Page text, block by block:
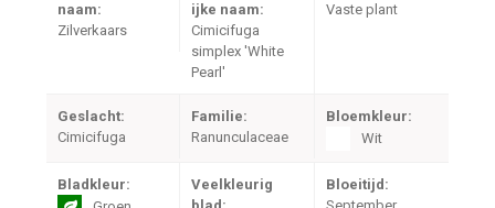
naam:
Zilverkaars
ijke naam:
Cimicifuga
simplex 'White
Pearl'
Vaste plant
Geslacht:
Cimicifuga
Familie:
Ranunculaceae
Bloemkleur:
Wit
Bladkleur:
Veelkleurig
Bloeitijd: